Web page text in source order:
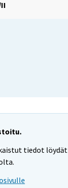
tiedot löydät